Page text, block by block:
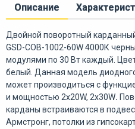
Описание
Двойной поворотный
GSD-COB-1002-60W 4000К
модулями по 30 Вт каждый.
белый. Данная модель
может производиться с
и мощностью 2х20W, 2х30W.
карданы встраиваются в
Армстронг, потолки из